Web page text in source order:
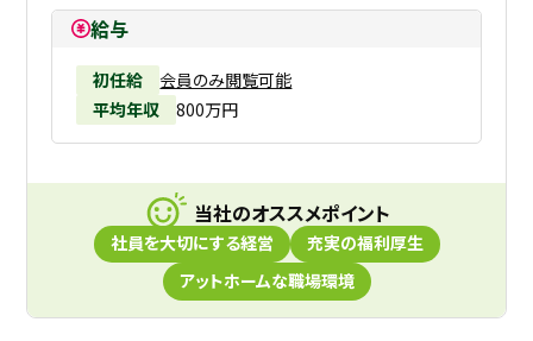
給与
初任給
会員のみ閲覧可能
平均年収
800万円
当社のオススメポイント
社員を大切にする経営
充実の福利厚生
アットホームな職場環境